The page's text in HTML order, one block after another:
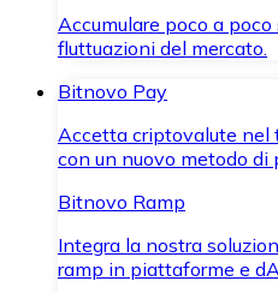
Accumulare poco a
fluttuazioni del mercato.
Bitnovo Pay
Accetta criptovalute nel
con un nuovo metodo di
Bitnovo Ramp
Integra la nostra
ramp in piattaforme e